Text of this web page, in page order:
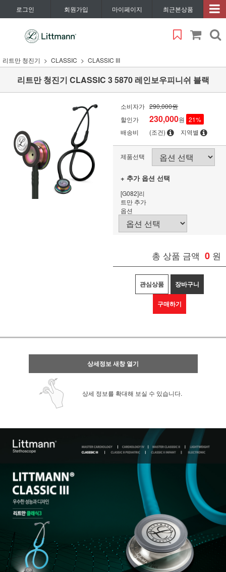
로그인 회원가입 마이페이지 최근본상품
리트만 청진기 CLASSIC CLASSIC III
리트만 청진기 CLASSIC 3 5870 레인보우피니쉬 블랙
소비자가 290,000원
할인가
230,000원 21%
배송비
(조건) 지역별
제품선택
+ 추가 옵션 선택
[G082]리
트만 추가
옵션
총 상품 금액 0 원
관심상품 장바구니
구매하기
상세정보 새창 열기
상세 정보를 확대해 보실 수 있습니다.